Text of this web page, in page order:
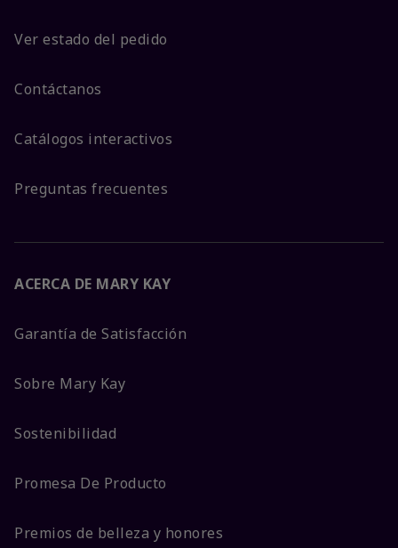
Ver estado del pedido
Contáctanos
Catálogos interactivos
Preguntas frecuentes
ACERCA DE MARY KAY
Garantía de Satisfacción
Sobre Mary Kay
Sostenibilidad
Promesa De Producto
Premios de belleza y honores